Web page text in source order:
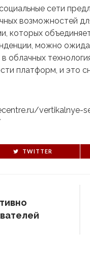
сети
возможностей
которых
можно
облачных
платформ, и это
TWITTER